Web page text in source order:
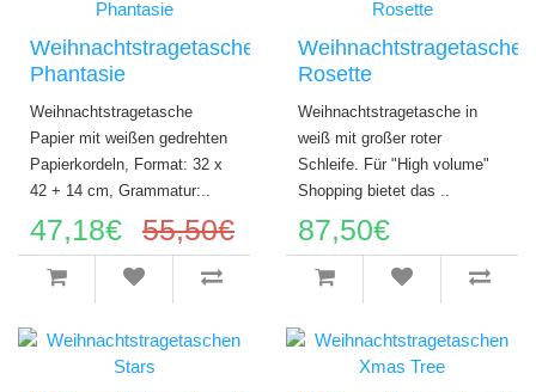
Weihnachtstragetaschen
Phantasie
Weihnachtstragetasche
Papier mit weißen gedrehten
Papierkordeln, Format: 32 x
42 + 14 cm, Grammatur:..
47,18€ 55,50€
Weihnachtstragetaschen
Rosette
Weihnachtstragetasche in
weiß mit großer roter
Schleife. Für "High volume"
Shopping bietet das ..
87,50€